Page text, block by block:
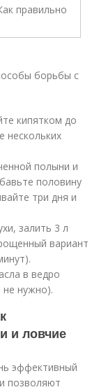
борьбы с
кипятком до
нескольких
полыни и
половину
три дня и
залить 3 л
вариант
в ведро
не нужно).
и ловчие
эффективный
позволяют